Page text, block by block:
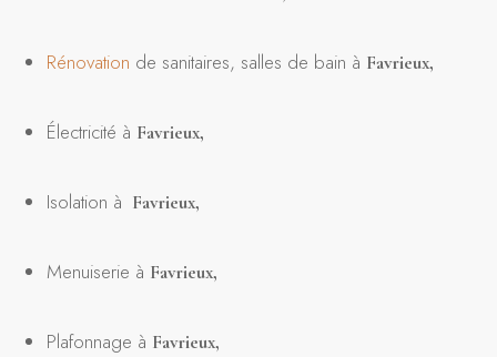
Rénovation de sanitaires, salles de bain à Favrieux,
Électricité à Favrieux,
Isolation à Favrieux,
Menuiserie à Favrieux,
Plafonnage à Favrieux,